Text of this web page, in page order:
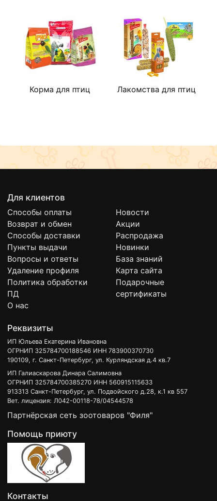
Корма для птиц
Лакомства для птиц
Для клиентов
Способы оплаты
Возврат и обмен
Способы доставки
Пункты выдачи
Вопросы и ответы
Удаление профиля
Политика обработки
ПД
О нас
Новости
Акции
Распродажа
Новинки
База знаний
Карта сайта
Подарочные
сертификаты
Реквизиты
ИП Юльева Екатерина Ивановна
ОГРНИП 325784700188546 ИНН 783900370730
190109, г. Санкт-Петербург, ул. Курляндская д.4 кв.7
ИП Галиаскарова Динара Салимовна
ОГРНИП 325784700385270 ИНН 560915115633
913313 Санкт-Петербург, ул. Подвойского д.28, к.1 кв 557
Вет. лицензия: Л042-00118-78/04544578
Партнёрская сеть зоотоваров "Филя"
Помощь приюту
Контакты